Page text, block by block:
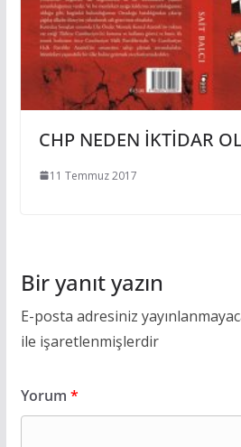
CHP NEDEN İKTİDAR
11 Temmuz 2017
Bir yanıt yazın
E-posta adresiniz
ile işaretlenmişlerdir
Yorum *